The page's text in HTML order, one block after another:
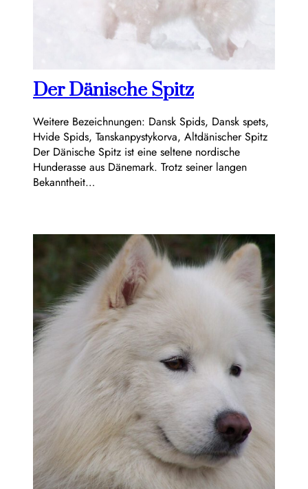
Der Dänische Spitz
Weitere Bezeichnungen: Dansk Spids, Dansk spets,
Hvide Spids, Tanskanpystykorva, Altdänischer Spitz
Der Dänische Spitz ist eine seltene nordische
Hunderasse aus Dänemark. Trotz seiner langen
Bekanntheit…